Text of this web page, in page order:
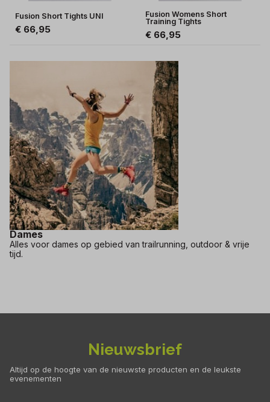
Fusion Short Tights UNI
€ 66,95
Fusion Womens Short
Training Tights
€ 66,95
Dames
Alles voor dames op gebied van trailrunning, outdoor & vrije
tijd.
Nieuwsbrief
Altijd op de hoogte van de nieuwste producten en de leukste
evenementen